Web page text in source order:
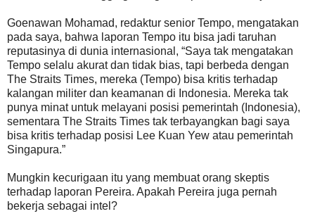
Goenawan Mohamad, redaktur senior Tempo, mengatakan
pada saya, bahwa laporan Tempo itu bisa jadi taruhan
reputasinya di dunia internasional, “Saya tak mengatakan
Tempo selalu akurat dan tidak bias, tapi berbeda dengan
The Straits Times, mereka (Tempo) bisa kritis terhadap
kalangan militer dan keamanan di Indonesia. Mereka tak
punya minat untuk melayani posisi pemerintah (Indonesia),
sementara The Straits Times tak terbayangkan bagi saya
bisa kritis terhadap posisi Lee Kuan Yew atau pemerintah
Singapura.”
Mungkin kecurigaan itu yang membuat orang skeptis
terhadap laporan Pereira. Apakah Pereira juga pernah
bekerja sebagai intel?